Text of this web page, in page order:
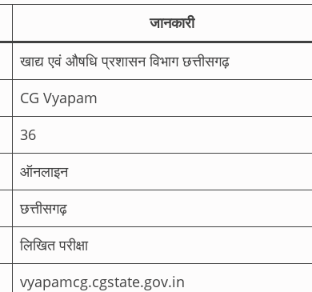
जानकारी
खाद्य एवं औषधि प्रशासन विभाग छत्तीसगढ़
CG Vyapam
36
ऑनलाइन
छत्तीसगढ़
लिखित परीक्षा
vyapamcg.cgstate.gov.in